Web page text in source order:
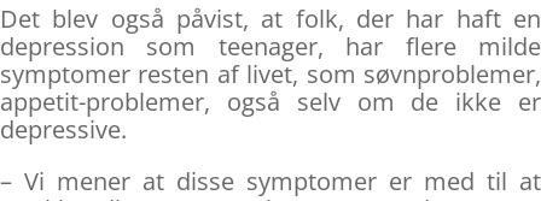
Det blev også påvist, at folk, der har haft en
depression som teenager, har flere milde
symptomer resten af livet, som søvnproblemer,
appetit-problemer, også selv om de ikke er
depressive.
– Vi mener at disse symptomer er med til at